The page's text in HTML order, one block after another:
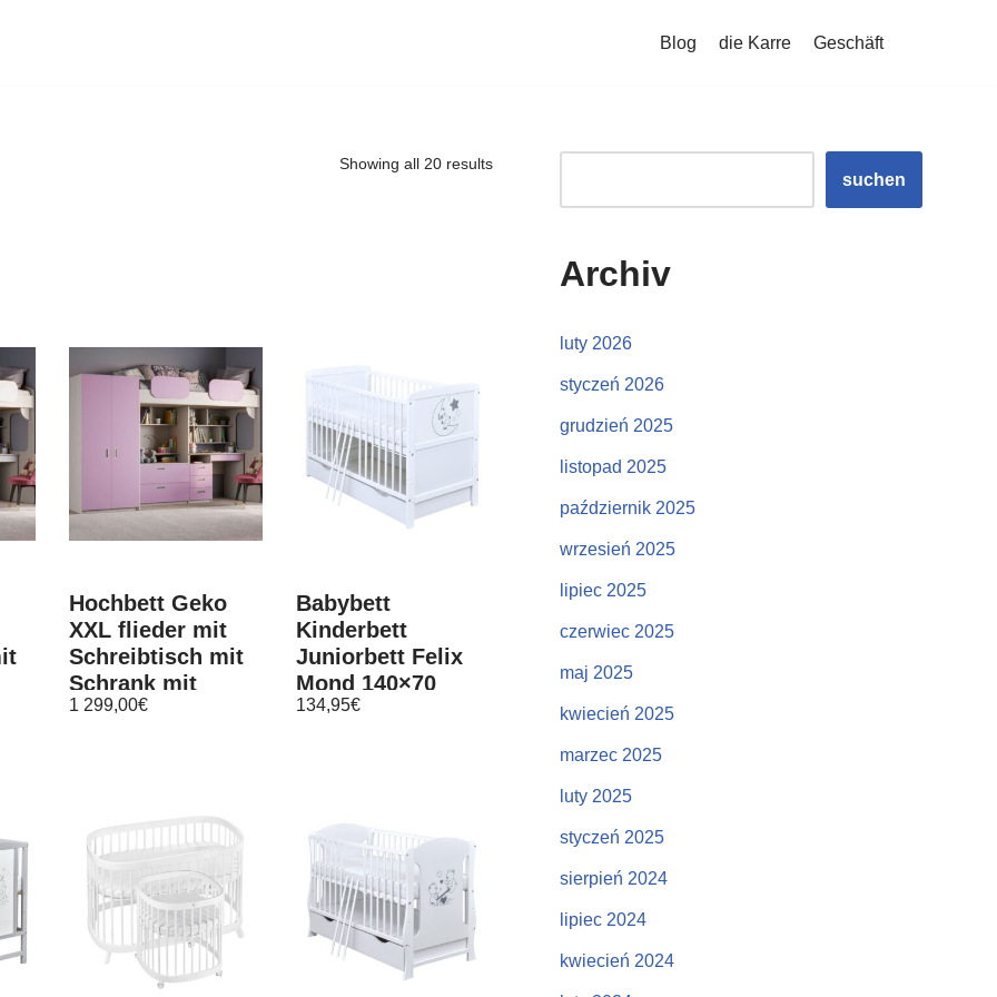
Blog die Karre Geschäft
Showing all 20 results
Hochbett Geko
XXL flieder mit
Schreibtisch mit
Schrank mit
Kommode
1 299,00€
Babybett
Kinderbett
Juniorbett Felix
Mond 140×70
Weiß Schublade
134,95€
suchen
Archiv
luty 2026
styczeń 2026
grudzień 2025
listopad 2025
październik 2025
wrzesień 2025
lipiec 2025
czerwiec 2025
maj 2025
kwiecień 2025
marzec 2025
luty 2025
styczeń 2025
sierpień 2024
lipiec 2024
kwiecień 2024